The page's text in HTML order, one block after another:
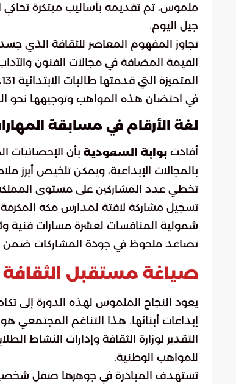
ملموس، تم تقديمه بأساليب مبتكرة تحاكي
جيل اليوم.
تجاوز المفهوم المعاصر للثقافة الذي
القيمة المضافة في مجالات الفنون
في احتضان هذه المواهب وتوجيهها نحو
لغة الأرقام في مسابقة
أفادت بوابة السعودية بأن
بالمجالات الإبداعية، ويمكن تلخيص أبرز
تخطي عدد المشاركين على مستوى المملكة حاجز 300 ألف
تسجيل مشاركة لافتة لمدارس مكة المكرمة بأكثر من 16 ألف
شمولية المنافسات لعشرة مسارات فنية
تصاعد ملحوظ في جودة المشاركات ضمن
صياغة مستقبل الثقافة
يعود النجاح الملموس لهذه الدورة إلى
إبداعات أبنائها. هذا التناغم
التقدير لوزارة الثقافة وإدارات النشاط
للمواهب الوطنية.
تستهدف المبادرة في جوهرها صقل شخصية